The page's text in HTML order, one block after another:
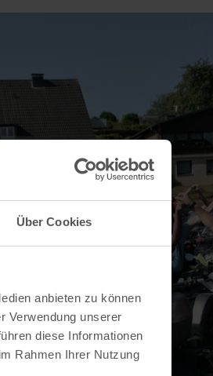
Über Cookies
anbieten zu können
Verwendung unserer
diese Informationen
Rahmen Ihrer Nutzung